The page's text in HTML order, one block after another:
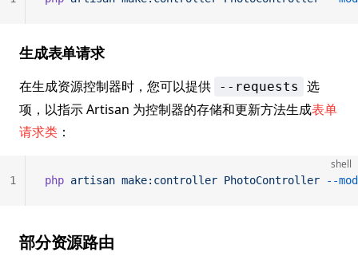
生成表单请求
在生成资源控制器时，您可以提供 --requests
选
项，以指示 Artisan 为控制器的存储和更新方法生成表单
请求类 ：
shell
php artisan make:controller PhotoController --
1
部分资源路由